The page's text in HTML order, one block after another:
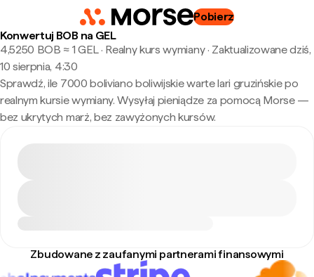
Pobierz
Konwertuj BOB na GEL
4,5250 BOB ≈ 1 GEL · Realny kurs wymiany· Zaktualizowane dziś,
10 sierpnia, 4:30
Sprawdź, ile 7000 boliviano boliwijskie warte lari gruzińskie po
realnym kursie wymiany. Wysyłaj pieniądze za pomocą Morse —
bez ukrytych marż, bez zawyżonych kursów.
Zbudowane z zaufanymi partnerami finansowymi